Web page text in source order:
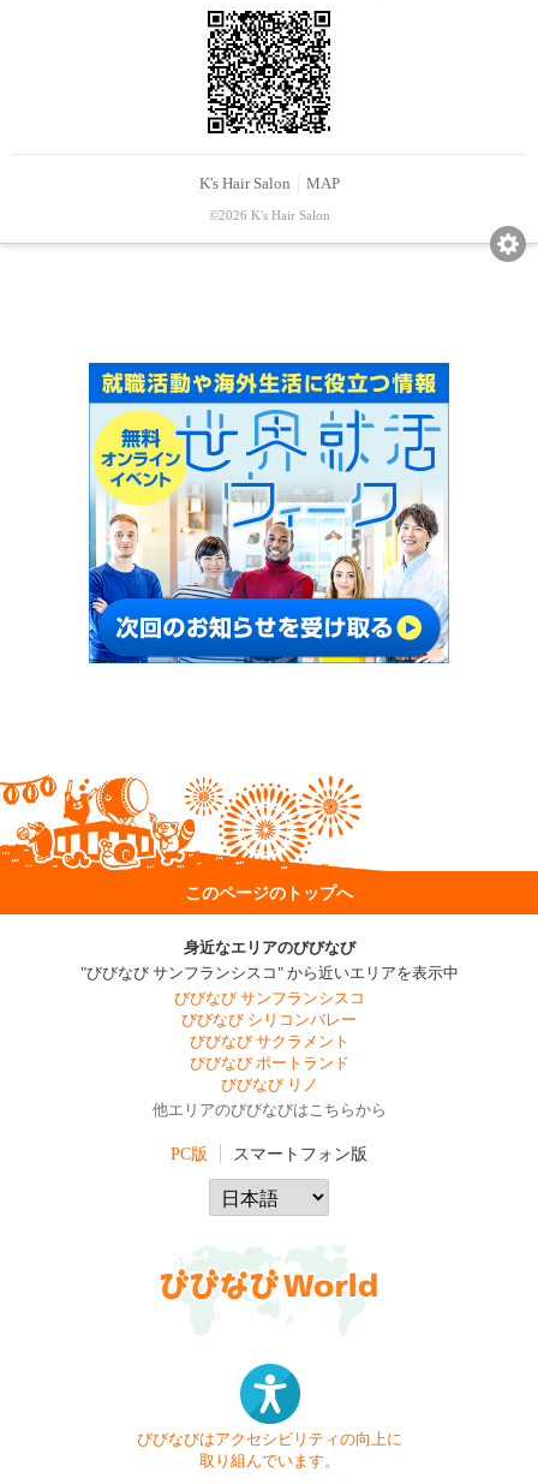
K's Hair Salon MAP
©2026 K's Hair Salon
このページのトップへ
身近なエリアのびびなび
"びびなび サンフランシスコ" から近いエリアを表示中
びびなび サンフランシスコ
びびなび シリコンバレー
びびなび サクラメント
びびなび ポートランド
びびなび リノ
他エリアのびびなびはこちらから
PC版 スマートフォン版
びびなびはアクセシビリティの向上に
取り組んでいます。